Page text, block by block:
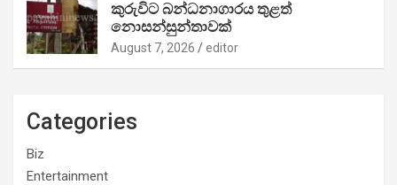
කුරුවිට බන්ධනාගාරය තුළත්
නොසන්සුන්තාවක්
August 7, 2026 editor
Categories
Biz
Entertainment